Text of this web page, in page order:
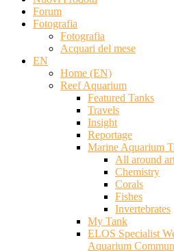
Forum
Fotografia
Fotografia
Acquari del mese
EN
Home (EN)
Reef Aquarium
Featured Tanks
Travels
Insight
Reportage
Marine Aquarium
All around
Chemistry
Corals
Fishes
Invertebrates
My Tank
ELOS Specialist
Aquarium